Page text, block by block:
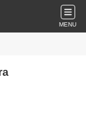
MENU